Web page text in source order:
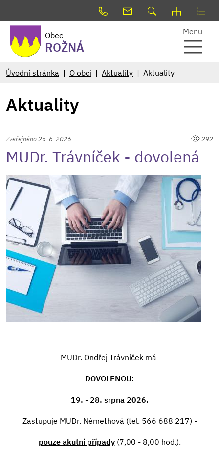
Obec
ROŽNÁ
Menu
Úvodní stránka O obci Aktuality Aktuality
Aktuality
Zveřejněno 26. 6. 2026 292
MUDr. Trávníček - dovolená
MUDr. Ondřej Trávníček má
DOVOLENOU:
19. - 28. srpna 2026.
Zastupuje MUDr. Némethová (tel. 566 688 217) -
pouze akutní případy(7,00 - 8,00 hod.).